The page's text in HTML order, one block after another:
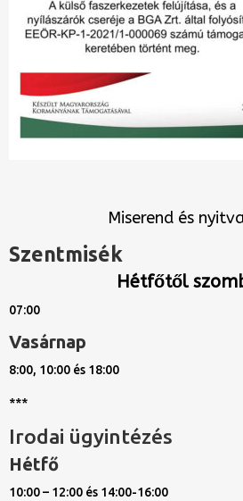
Miserend és
Szentmisék
Hétfőtől
07:00
Vasárnap
8:00, 10:00 és 18:00
***
Irodai ügyintézés
Hétfő
10:00 – 12:00 és 14:00-16:00